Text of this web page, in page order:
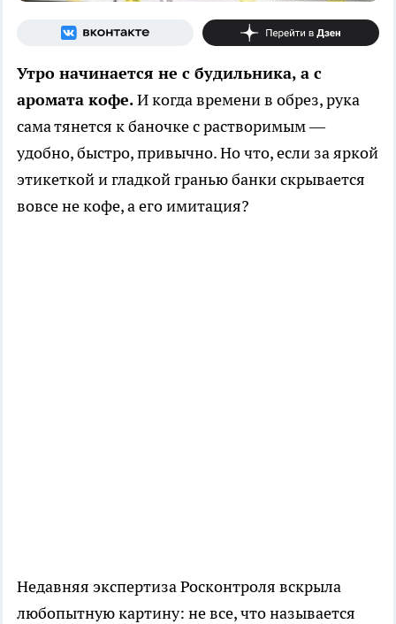
Утро начинается не с будильника, а с
аромата кофе.И когда времени в обрез, рука
сама тянется к баночке с растворимым —
удобно, быстро, привычно. Но что, если за яркой
этикеткой и гладкой гранью банки скрывается
вовсе не кофе, а его имитация?
Недавняя экспертиза Росконтроля вскрыла
любопытную картину: не все, что называется